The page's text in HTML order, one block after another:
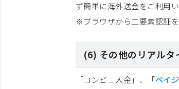
ず簡単に海外送金をご利用い
※ブラウザから二要素認証
(6) その他のリアルタ
「コンビニ入金」、「ペイ